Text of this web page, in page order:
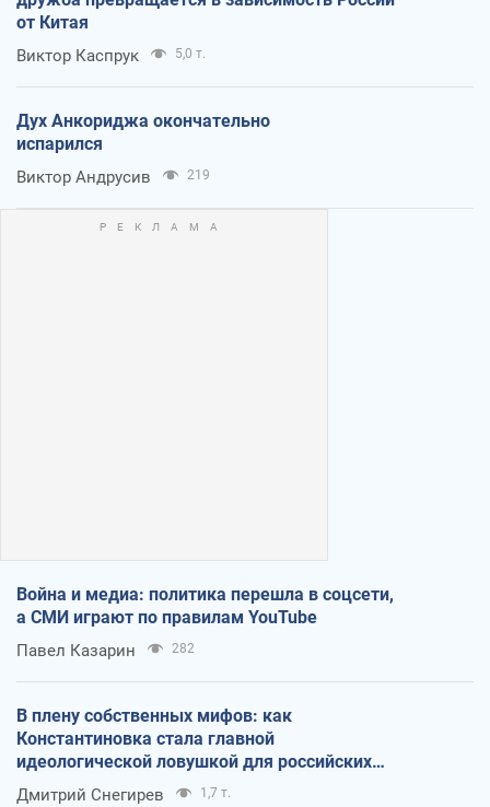
от Китая
Виктор Каспрук 5,0 т.
Дух Анкориджа окончательно
испарился
Виктор Андрусив 219
Война и медиа: политика перешла в соцсети,
а СМИ играют по правилам YouTube
Павел Казарин 282
В плену собственных мифов: как
Константиновка стала главной
идеологической ловушкой для российских
оккупантов
Дмитрий Снегирев 1,7 т.